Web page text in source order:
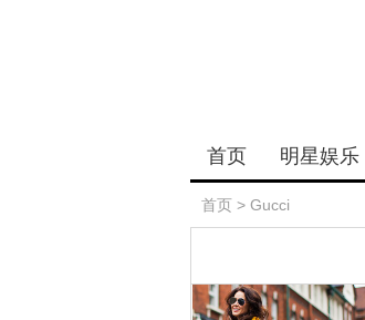
首页 明星娱乐
首页 > Gucci